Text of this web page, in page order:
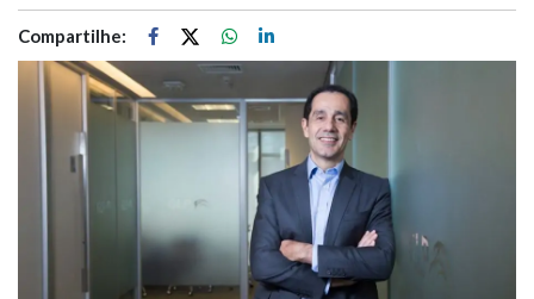
Compartilhe: